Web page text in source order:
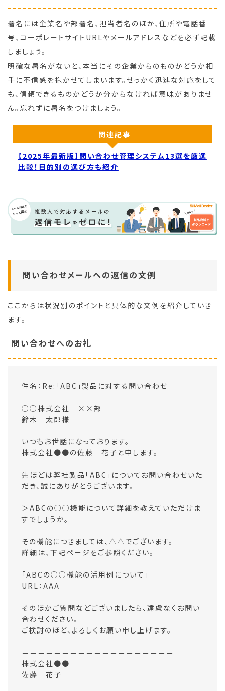
署名には企業名や部署名、担当者名のほか、住所や電話番
号、コーポレートサイトURLやメールアドレスなどを必ず記載
しましょう。
明確な署名がないと、本当にその企業からのものかどうか相
手に不信感を抱かせてしまいます。せっかく迅速な対応をして
も、信頼できるものかどうか分からなければ意味がありませ
ん。忘れずに署名をつけましょう。
関連記事
【2025年最新版】問い合わせ管理システム13選を厳選
比較！目的別の選び方も紹介
問い合わせメールへの返信の文例
ここからは状況別のポイントと具体的な文例を紹介していき
ます。
問い合わせへのお礼
件名：Re:「ABC」製品に対する問い合わせ
○○株式会社 ××部
鈴木 太郎様
いつもお世話になっております。
株式会社●●の佐藤 花子と申します。
先ほどは弊社製品「ABC」についてお問い合わせいた
だき、誠にありがとうございます。
＞ABCの○○機能について詳細を教えていただけま
すでしょうか。
その機能につきましては、△△でございます。
詳細は、下記ページをご参照ください。
「ABCの○○機能の活用例について」
URL：AAA
そのほかご質問などございましたら、遠慮なくお問い
合わせください。
ご検討のほど、よろしくお願い申し上げます。
＝＝＝＝＝＝＝＝＝＝＝＝＝＝＝＝＝＝＝
株式会社●●
佐藤 花子